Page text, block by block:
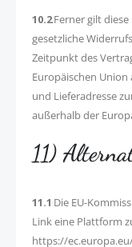
10.2Ferner gilt diese
gesetzliche
Zeitpunkt des
Europäischen
und Lieferadresse
außerhalb der
11)
11.1 Die EU-
Link eine Plattform
https://